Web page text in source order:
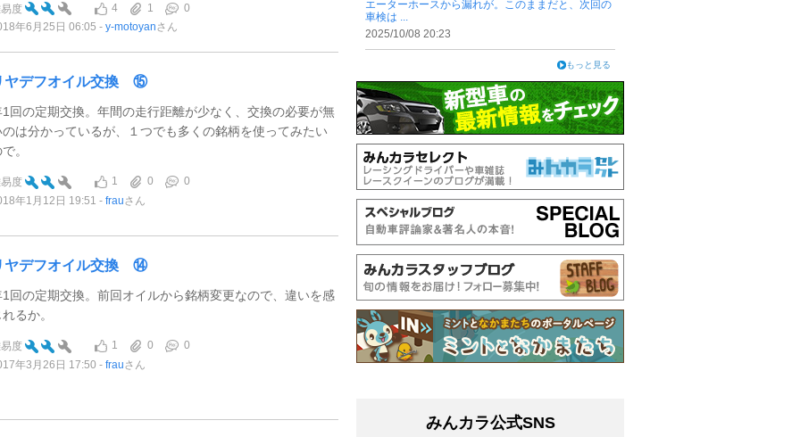
度 4 1
0
年6月25日 06:05
y-motoyanさん
ヤデフオイル交換 ⑮
1回の定期交換。年間の走行距離が少なく、交換の必要が無
のは分かっているが、１つでも多くの銘柄を使ってみたい
。
度 1 0
0
年1月12日 19:51
frauさん
ヤデフオイル交換 ⑭
1回の定期交換。前回オイルから銘柄変更なので、違いを感
るか。
度 1 0
0
年3月26日 17:50
frauさん
エーターホースから漏れが。このままだと、次回の
車検は ...
2025/10/08 20:23
もっと見る
みんカラ公式SNS